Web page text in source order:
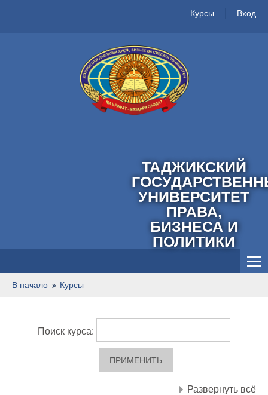
Курсы Вход
ТАДЖИКСКИЙ
УНИВЕРСИТЕТ
ПРАВА,
БИЗНЕСА И
ПОЛИТИКИ
Русский ‎(ru)‎
В начало Курсы
Поиск курса:
Развернуть всё